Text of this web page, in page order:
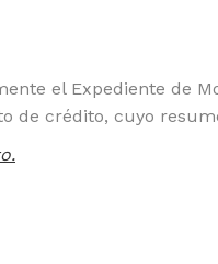
el Expediente de
de crédito, cuyo